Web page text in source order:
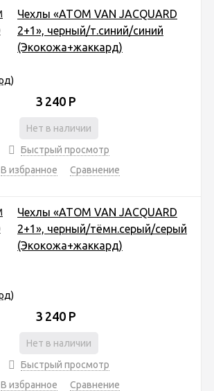
Чехлы «ATOM VAN JACQUARD
2+1», черный/т.синий/синий
(Экокожа+жаккард)
3 240 Р
Нет в наличии
Быстрый просмотр
В избранное
Сравнение
Чехлы «ATOM VAN JACQUARD
2+1», черный/тёмн.серый/серый
(Экокожа+жаккард)
3 240 Р
Нет в наличии
Быстрый просмотр
В избранное
Сравнение